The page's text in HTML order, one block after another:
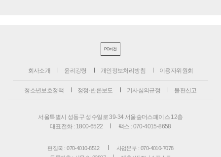
PC버전
회사소개 윤리강령 개인정보처리방침 이용자위원회
청소년보호정책 정정·반론보도 기사심의규정 불편신고
서울특별시 성동구 성수일로 39-34 서울숲더스페이스 12층
대표전화 : 1800-6522
팩스 : 070-4015-8658
편집국 : 070-4010-8512
사업본부 : 070-4010-7078